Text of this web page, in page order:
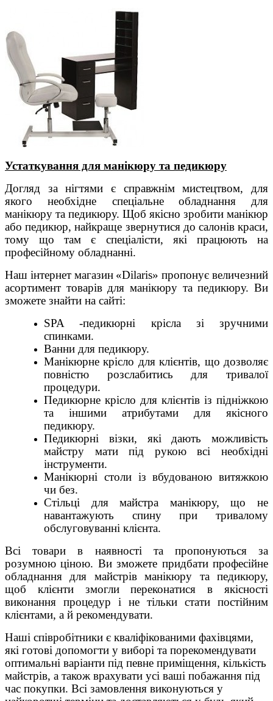
Устаткування для манікюру та педикюру
Догляд за нігтями є справжнім мистецтвом, для
якого необхідне спеціальне
обладнання для
манікюру та педикюру. Щоб якісно зробити манікюр
або педикюр, найкраще звернутися до салонів краси,
тому що там є спеціалісти, які працюють на
професійному обладнанні.
Наш інтернет магазин «Dilaris» пропонує величезний
асортимент товарів для манікюру та педикюру. Ви
зможете знайти на сайті:
SPA
-педикюрні крісла зі зручними
спинками.
Ванни для педикюру.
Манікюрне крісло для клієнтів, що дозволяє
повністю розслабитись для тривалої
процедури.
Педикюрне крісло для клієнтів із підніжкою
та іншими атрибутами для якісного
педикюру.
Педикюрні візки, які дають можливість
майстру мати під рукою всі необхідні
інструменти.
Манікюрні столи із вбудованою витяжкою
чи без.
Стільці для майстра манікюру, що не
навантажують спину при тривалому
обслуговуванні клієнта.
Всі товари в наявності та пропонуються за
розумною ціною. Ви зможете придбати професійне
обладнання для майстрів манікюру та педикюру,
щоб клієнти змогли переконатися в якісності
виконання процедур і не тільки стати постійним
клієнтами, а й рекомендувати.
Наші співробітники є кваліфікованими фахівцями,
які готові допомогти у виборі та порекомендувати
оптимальні варіанти під певне приміщення, кількість
майстрів, а також врахувати усі ваші побажання під
час покупки. Всі замовлення виконуються у